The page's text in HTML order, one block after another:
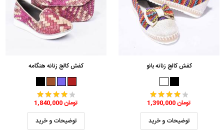
کفش کالج زنانه بانو
1,390,000 تومان
توضیحات و خرید
کفش کالج زنانه هنگامه
1,840,000 تومان
توضیحات و خرید